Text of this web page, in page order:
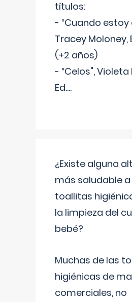
títulos:
- “Cuando estoy
Tracey Moloney,
(+2 años)
- “Celos", Violeta
Ed....
¿Existe alguna
más saludable a
toallitas
la limpieza del
bebé?
Muchas de las
higiénicas de
comerciales, no